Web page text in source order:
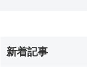
新着記事